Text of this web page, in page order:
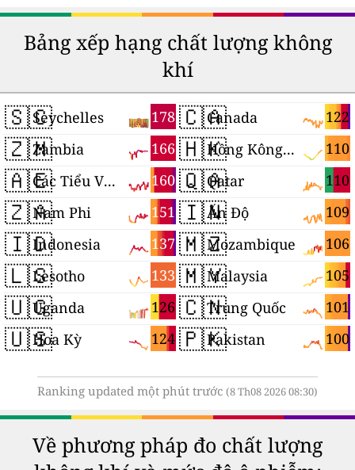
Bảng xếp hạng chất lượng không
khí
🇸🇨 178
Seychelles
🇿🇲 166
Zambia
🇦🇪 160
Các Tiểu Vương quốc Ả Rập Thống nhất
🇿🇦 151
Nam Phi
🇮🇩 137
Indonesia
🇱🇸 133
Lesotho
🇺🇬 126
Uganda
🇺🇸 124
Hoa Kỳ
🇨🇦 122
Canada
🇭🇰 110
Hồng Kông, Trung Quốc
🇶🇦 110
Qatar
🇮🇳 109
Ấn Độ
🇲🇿 106
Mozambique
🇲🇾 105
Malaysia
🇨🇳 101
Trung Quốc
🇵🇰 100
Pakistan
Ranking updated một phút trước (8 Th08 2026 08:30)
Về phương pháp đo chất lượng